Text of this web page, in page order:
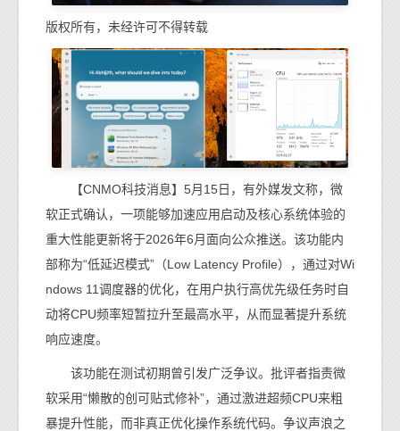
版权所有，未经许可不得转载
【CNMO科技消息】5月15日，有外媒发文称，微
软正式确认，一项能够加速应用启动及核心系统体验的
重大性能更新将于2026年6月面向公众推送。该功能内
部称为“低延迟模式”（Low Latency Profile），通过对Wi
ndows 11调度器的优化，在用户执行高优先级任务时自
动将CPU频率短暂拉升至最高水平，从而显著提升系统
响应速度。
该功能在测试初期曾引发广泛争议。批评者指责微
软采用“懒散的创可贴式修补”，通过激进超频CPU来粗
暴提升性能，而非真正优化操作系统代码。争议声浪之